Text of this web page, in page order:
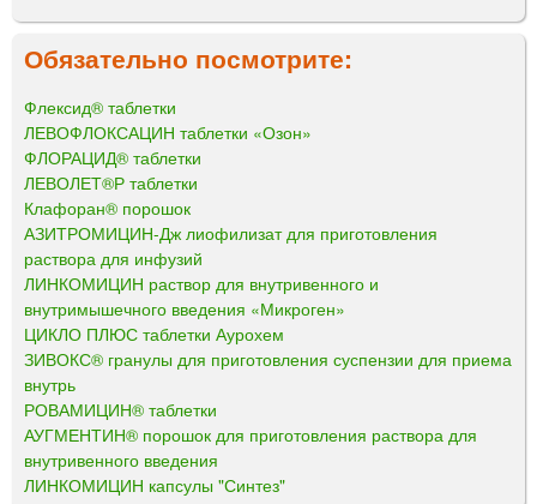
Обязательно посмотрите:
Флексид® таблетки
ЛЕВОФЛОКСАЦИН таблетки «Озон»
ФЛОРАЦИД® таблетки
ЛЕВОЛЕТ®Р таблетки
Клафоран® порошок
АЗИТРОМИЦИН-Дж лиофилизат для приготовления
раствора для инфузий
ЛИНКОМИЦИН раствор для внутривенного и
внутримышечного введения «Микроген»
ЦИКЛО ПЛЮС таблетки Аурохем
ЗИВОКС® гранулы для приготовления суспензии для приема
внутрь
РОВАМИЦИН® таблетки
АУГМЕНТИН® порошок для приготовления раствора для
внутривенного введения
ЛИНКОМИЦИН капсулы "Синтез"